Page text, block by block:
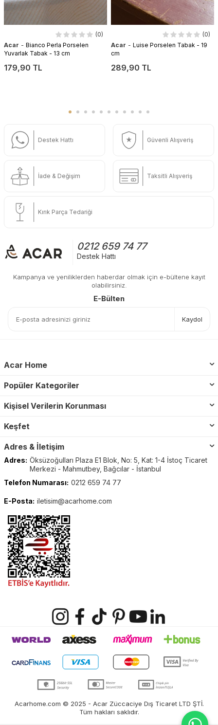
(0)
Acar - Bianco Perla Porselen
Yuvarlak Tabak - 13 cm
179,90 TL
(0)
Acar - Luise Porselen Tabak - 19
cm
289,90 TL
Destek Hattı Güvenli Alışveriş
İade & Değişim Taksitli Alışveriş
Kırık Parça Tedariği
0212 659 74 77
Destek Hattı
Kampanya ve yeniliklerden haberdar olmak için e-bültene kayıt
olabilirsiniz.
E-Bülten
Kaydol
Acar Home
Popüler Kategoriler
Kişisel Verilerin Korunması
Keşfet
Adres & İletişim
Adres: Öksüzoğulları Plaza E1 Blok, No: 5, Kat: 1-4 İstoç Ticaret
Merkezi - Mahmutbey, Bağcılar - İstanbul
Telefon Numarası: 0212 659 74 77
E-Posta: iletisim@acarhome.com
Acarhome.com © 2025 - Acar Züccaciye Dış Ticaret LTD ŞTİ.
Tüm hakları saklıdır.